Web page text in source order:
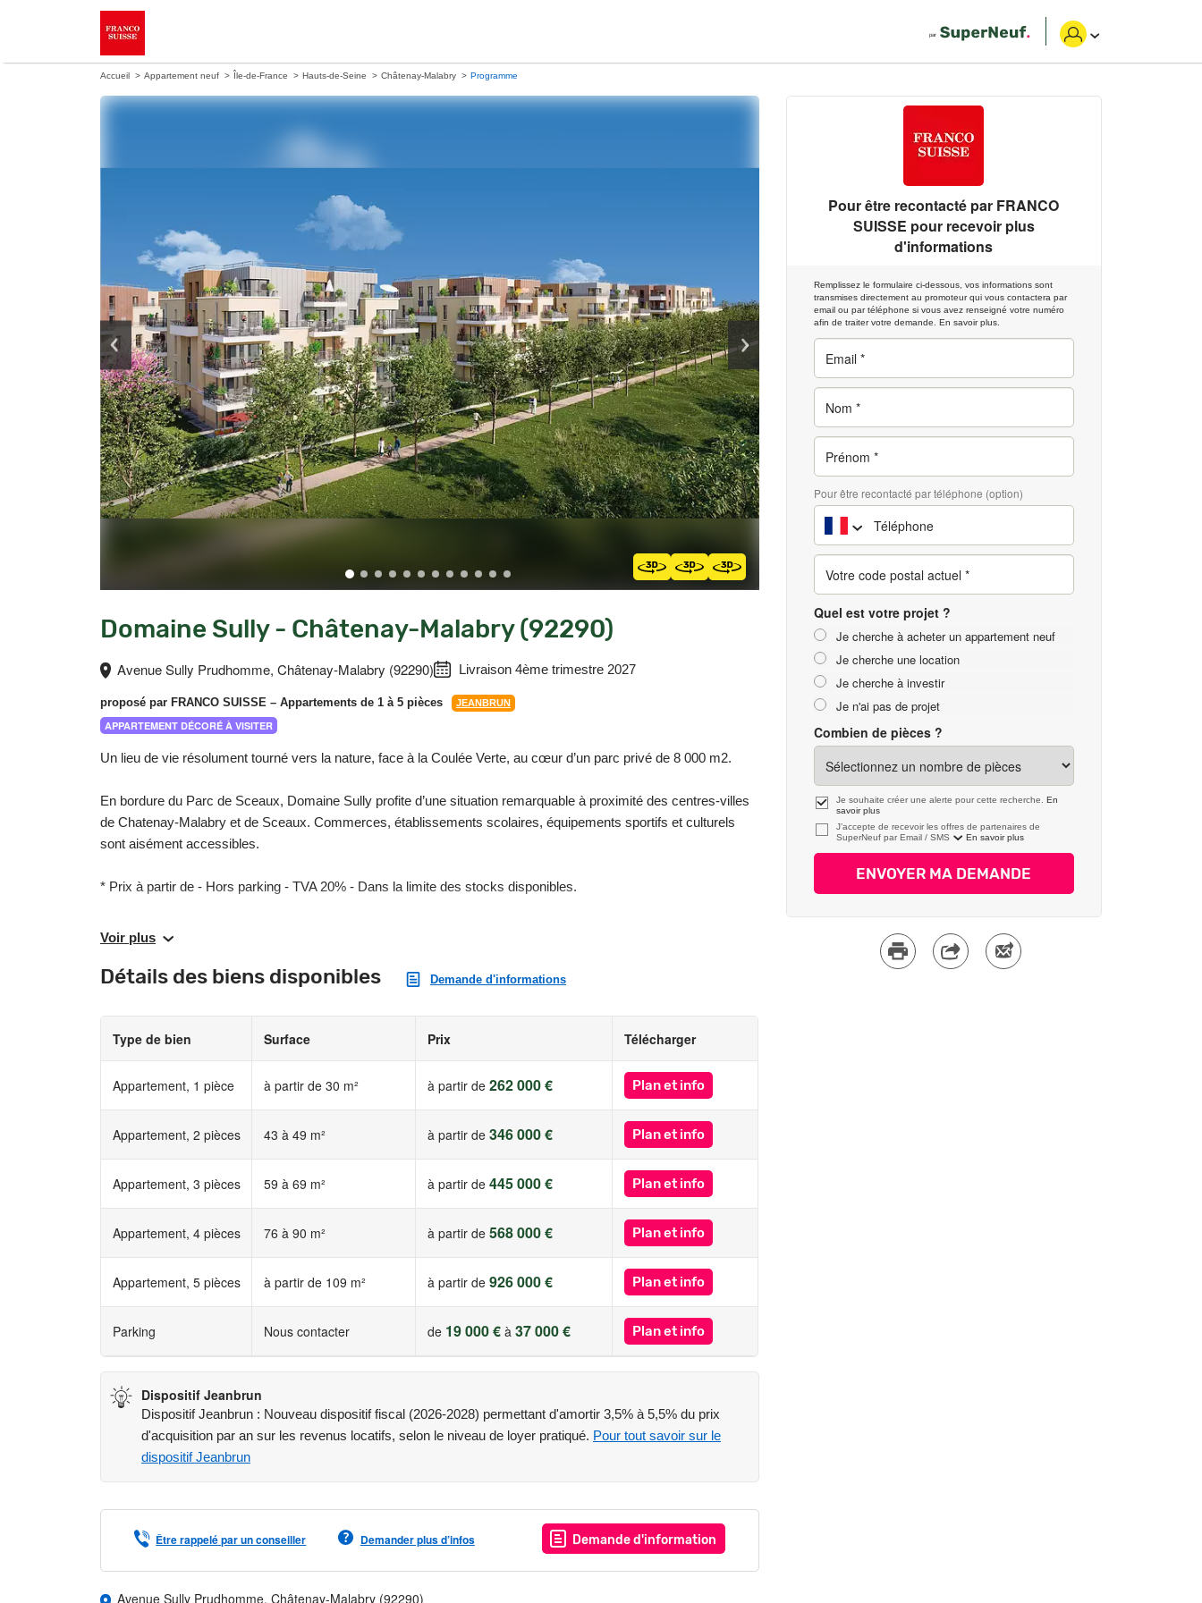
Accueil Appartement neuf Île-de-France Hauts-de-Seine Châtenay-Malabry Programme
Domaine Sully - Châtenay-Malabry (92290)
Avenue Sully Prudhomme, Châtenay-Malabry (92290) Livraison 4ème trimestre 2027
proposé par FRANCO SUISSE – Appartements de 1 à 5 pièces JEANBRUN
APPARTEMENT DÉCORÉ À VISITER
Un lieu de vie résolument tourné vers la nature, face à la Coulée Verte, au cœur d’un parc privé de 8 000 m2.
En bordure du Parc de Sceaux, Domaine Sully profite d’une situation remarquable à proximité des centres-villes
de Chatenay-Malabry et de Sceaux. Commerces, établissements scolaires, équipements sportifs et culturels
sont aisément accessibles.
* Prix à partir de - Hors parking - TVA 20% - Dans la limite des stocks disponibles.
Les informations sur les risques auxquels ce bien est exposé sont disponibles sur le site Géorisques :
Voir plus
Détails des biens disponibles Demande d'informations
Type de bien Surface Prix Télécharger
Appartement, 1 pièce à partir de 30 m² à partir de 262 000 € Plan et info
Appartement, 2 pièces 43 à 49 m² à partir de 346 000 € Plan et info
Appartement, 3 pièces 59 à 69 m² à partir de 445 000 € Plan et info
Appartement, 4 pièces 76 à 90 m² à partir de 568 000 € Plan et info
Appartement, 5 pièces à partir de 109 m² à partir de 926 000 € Plan et info
Parking Nous contacter de 19 000 € à 37 000 € Plan et info
Dispositif Jeanbrun
Dispositif Jeanbrun : Nouveau dispositif fiscal (2026-2028) permettant d'amortir 3,5% à 5,5% du prix
d'acquisition par an sur les revenus locatifs, selon le niveau de loyer pratiqué. Pour tout savoir sur le
dispositif Jeanbrun
Être rappelé par un conseiller Demander plus d’infos Demande d'information
Avenue Sully Prudhomme, Châtenay-Malabry (92290)
Pour être recontacté par FRANCO
SUISSE pour recevoir plus
d'informations
Remplissez le formulaire ci-dessous, vos informations sont
transmises directement au promoteur qui vous contactera par
email ou par téléphone si vous avez renseigné votre numéro
afin de traiter votre demande. En savoir plus.
Pour être recontacté par téléphone (option)
Quel est votre projet ?
Je cherche à acheter un appartement neuf
Je cherche une location
Je cherche à investir
Je n'ai pas de projet
Combien de pièces ?
Je souhaite créer une alerte pour cette recherche. En
savoir plus
J’accepte de recevoir les offres de partenaires de
SuperNeuf par
En savoir plus
ENVOYER MA DEMANDE